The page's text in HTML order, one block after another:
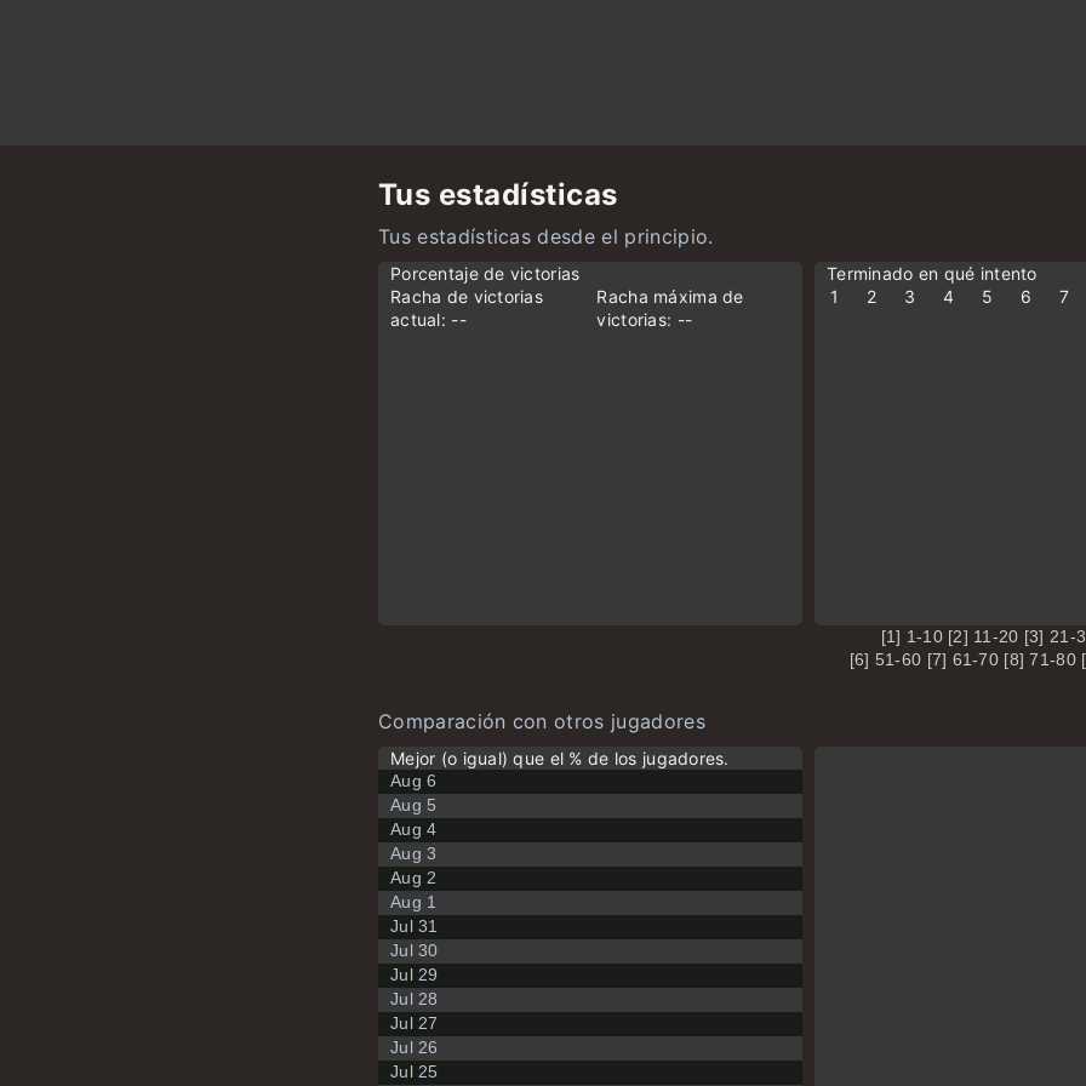
Tus estadísticas
Tus estadísticas desde el principio.
Porcentaje de victorias
Racha de victorias
actual: --
Racha máxima de
victorias: --
Terminado en qué intento
1
2 3 4 5 6 7
[1] 1-10 [2] 11-20 [3] 21-
[6] 51-60 [7] 61-70 [8] 71-80
Comparación con otros jugadores
Mejor (o igual) que el % de los jugadores.
Aug 6
Aug 5
Aug 4
Aug 3
Aug 2
Aug 1
Jul 31
Jul 30
Jul 29
Jul 28
Jul 27
Jul 26
Jul 25